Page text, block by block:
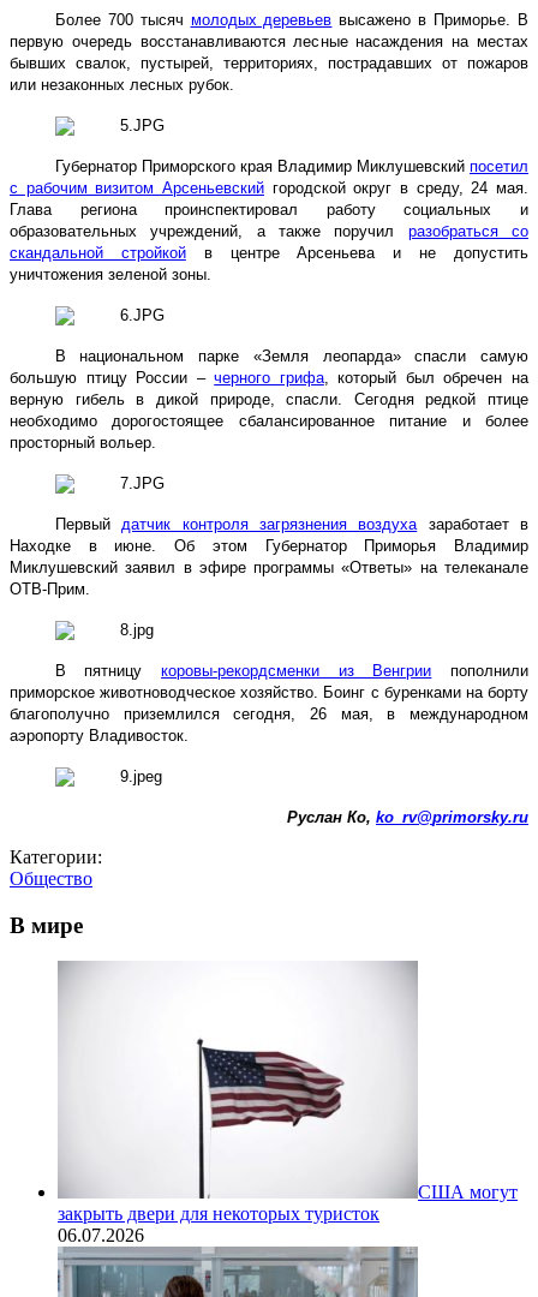
Более 700 тысяч молодых деревьев высажено в Приморье. В
первую очередь восстанавливаются лесные насаждения на местах
бывших свалок, пустырей, территориях, пострадавших от пожаров
или незаконных лесных рубок.
Губернатор Приморского края Владимир Миклушевский посетил
с рабочим визитом Арсеньевский городской округ в среду, 24 мая.
Глава региона проинспектировал работу социальных и
образовательных учреждений, а также поручил разобраться со
скандальной стройкойв центре Арсеньева и не допустить
уничтожения зеленой зоны.
В национальном парке «Земля леопарда» спасли самую
большую птицу России –черного грифа, который был обречен на
верную гибель в дикой природе, спасли. Сегодня редкой птице
необходимо дорогостоящее сбалансированное питание и более
просторный вольер.
Первый датчик контроля загрязнения воздуха заработает в
Находке в июне. Об этом Губернатор Приморья Владимир
Миклушевский заявил в эфире программы «Ответы» на телеканале
ОТВ-Прим.
В пятницукоровы-рекордсменки из Венгрии пополнили
приморское животноводческое хозяйство. Боинг с буренками на борту
благополучно приземлился сегодня, 26 мая, в международном
аэропорту Владивосток.
Руслан Ко, ko rv@primorsky.ru
Категории:
Общество
В мире
США могут
закрыть двери для некоторых туристок
06.07.2026